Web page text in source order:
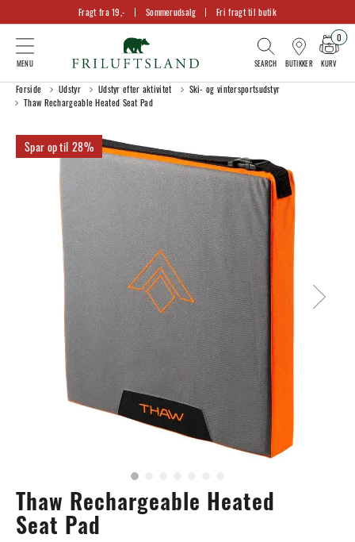
Fragt fra 19,- Sommerudsalg Fri fragt til butik
BUTIKKER KURV
0
Forside Udstyr Udstyr efter aktivitet
Ski- og vintersportsudstyr
Thaw Rechargeable Heated Seat Pad
28%
Thaw Rechargeable Heated
Seat Pad